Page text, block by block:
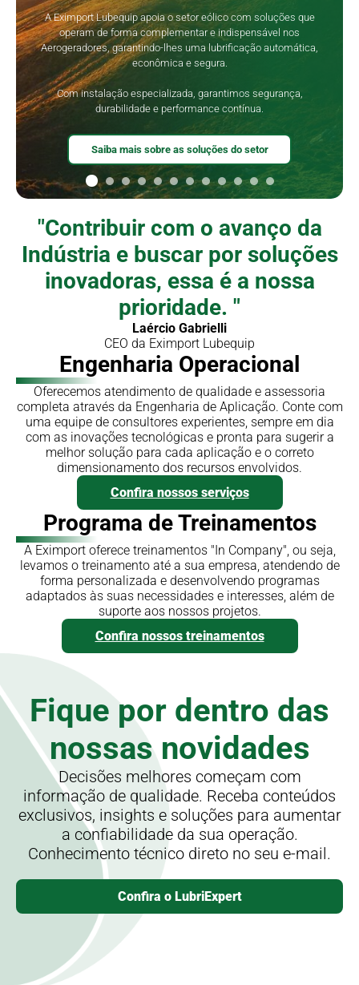
A Eximport Lubequip apoia o setor eólico com soluções que
operam de forma complementar e indispensável nos
Aerogeradores, garantindo-lhes uma lubrificação automática,
econômica e segura.
Com instalação especializada, garantimos segurança,
durabilidade e performance contínua.
Saiba mais sobre as soluções do setor
"Contribuir com o avanço da
Indústria e buscar por soluções
inovadoras, essa é a nossa
prioridade. "
Laércio Gabrielli
CEO da Eximport Lubequip
Engenharia Operacional
Oferecemos atendimento de qualidade e assessoria
completa através da Engenharia de Aplicação. Conte com
uma equipe de consultores experientes, sempre em dia
com as inovações tecnológicas e pronta para sugerir a
melhor solução para cada aplicação e o correto
dimensionamento dos recursos envolvidos.
Confira nossos serviços
Programa deTreinamentos
A Eximport oferece treinamentos "In Company", ou seja,
levamos o treinamento até a sua empresa, atendendo de
forma personalizada e desenvolvendo programas
adaptados às suas necessidades e interesses, além de
suporte aos nossos projetos.
Confira nossos treinamentos
Fique por dentro das
nossas novidades
Decisões melhores começam com
informação de qualidade. Receba conteúdos
exclusivos, insights e soluções para aumentar
a confiabilidade da sua operação.
Conhecimento técnico direto no seu e-mail.
Confira o LubriExpert